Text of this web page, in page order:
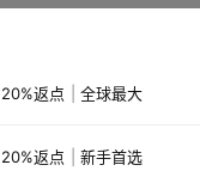
20%返点 全球最大
20%返点 新手首选